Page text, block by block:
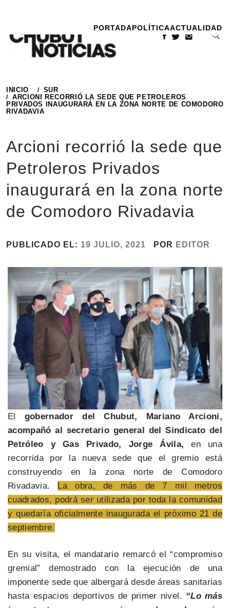
contenido
PORTADAPOLÍTICAACTUALIDAD
INICIO
SUR
ARCIONI RECORRIÓ LA SEDE QUE PETROLEROS
PRIVADOS INAUGURARÁ EN LA ZONA NORTE DE COMODORO
RIVADAVIA
Arcioni recorrió la sede que
Petroleros Privados
inaugurará en la zona norte
de Comodoro Rivadavia
PUBLICADO EL: 19 JULIO, 2021 POR EDITOR
El gobernador del Chubut, Mariano Arcioni,
acompañó al secretario general del Sindicato del
Petróleo y Gas Privado, Jorge Ávila, en una
recorrida por la nueva sede que el gremio está
construyendo en la zona norte de Comodoro
Rivadavia. La obra, de más de 7 mil metros
cuadrados, podrá ser utilizada por toda la comunidad
y quedaría oficialmente inaugurada el próximo 21 de
septiembre.
En su visita, el mandatario remarcó el “compromiso
gremial” demostrado con la ejecución de una
imponente sede que albergará desde áreas sanitarias
hasta espacios deportivos de primer nivel. “Lo más